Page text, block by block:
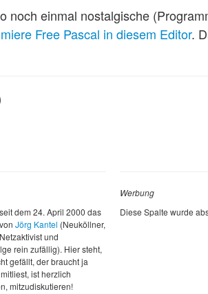
noch einmal nostalgische
Free Pascal in diesem Editor.
dem 24. April 2000 das
Jörg Kantel (Neuköllner,
und
rein zufällig). Hier steht,
gefällt, der braucht ja
ist herzlich
mitzudiskutieren!
Werbung
Diese Spalte wurde